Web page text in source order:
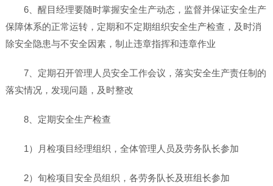
6、醒目经理要随时掌握安全生产动态，监督并保证安全生产
保障体系的正常运转，定期和不定期组织安全生产检查，及时消
除安全隐患与不安全因素，制止违章指挥和违章作业
7、定期召开管理人员安全工作会议，落实安全生产责任制的
落实情况，发现问题，及时整改
8、定期安全生产检查
1）月检项目经理组织，全体管理人员及劳务队长参加
2）旬检项目安全员组织，各劳务队长及班组长参加